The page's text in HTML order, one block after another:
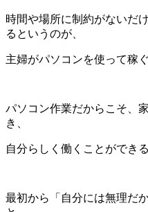
時間や場所に制約がないだ
るというのが、
主婦がパソコンを使って稼
パソコン作業だからこそ、
き、
自分らしく働くことができる
最初から「自分には無理だ